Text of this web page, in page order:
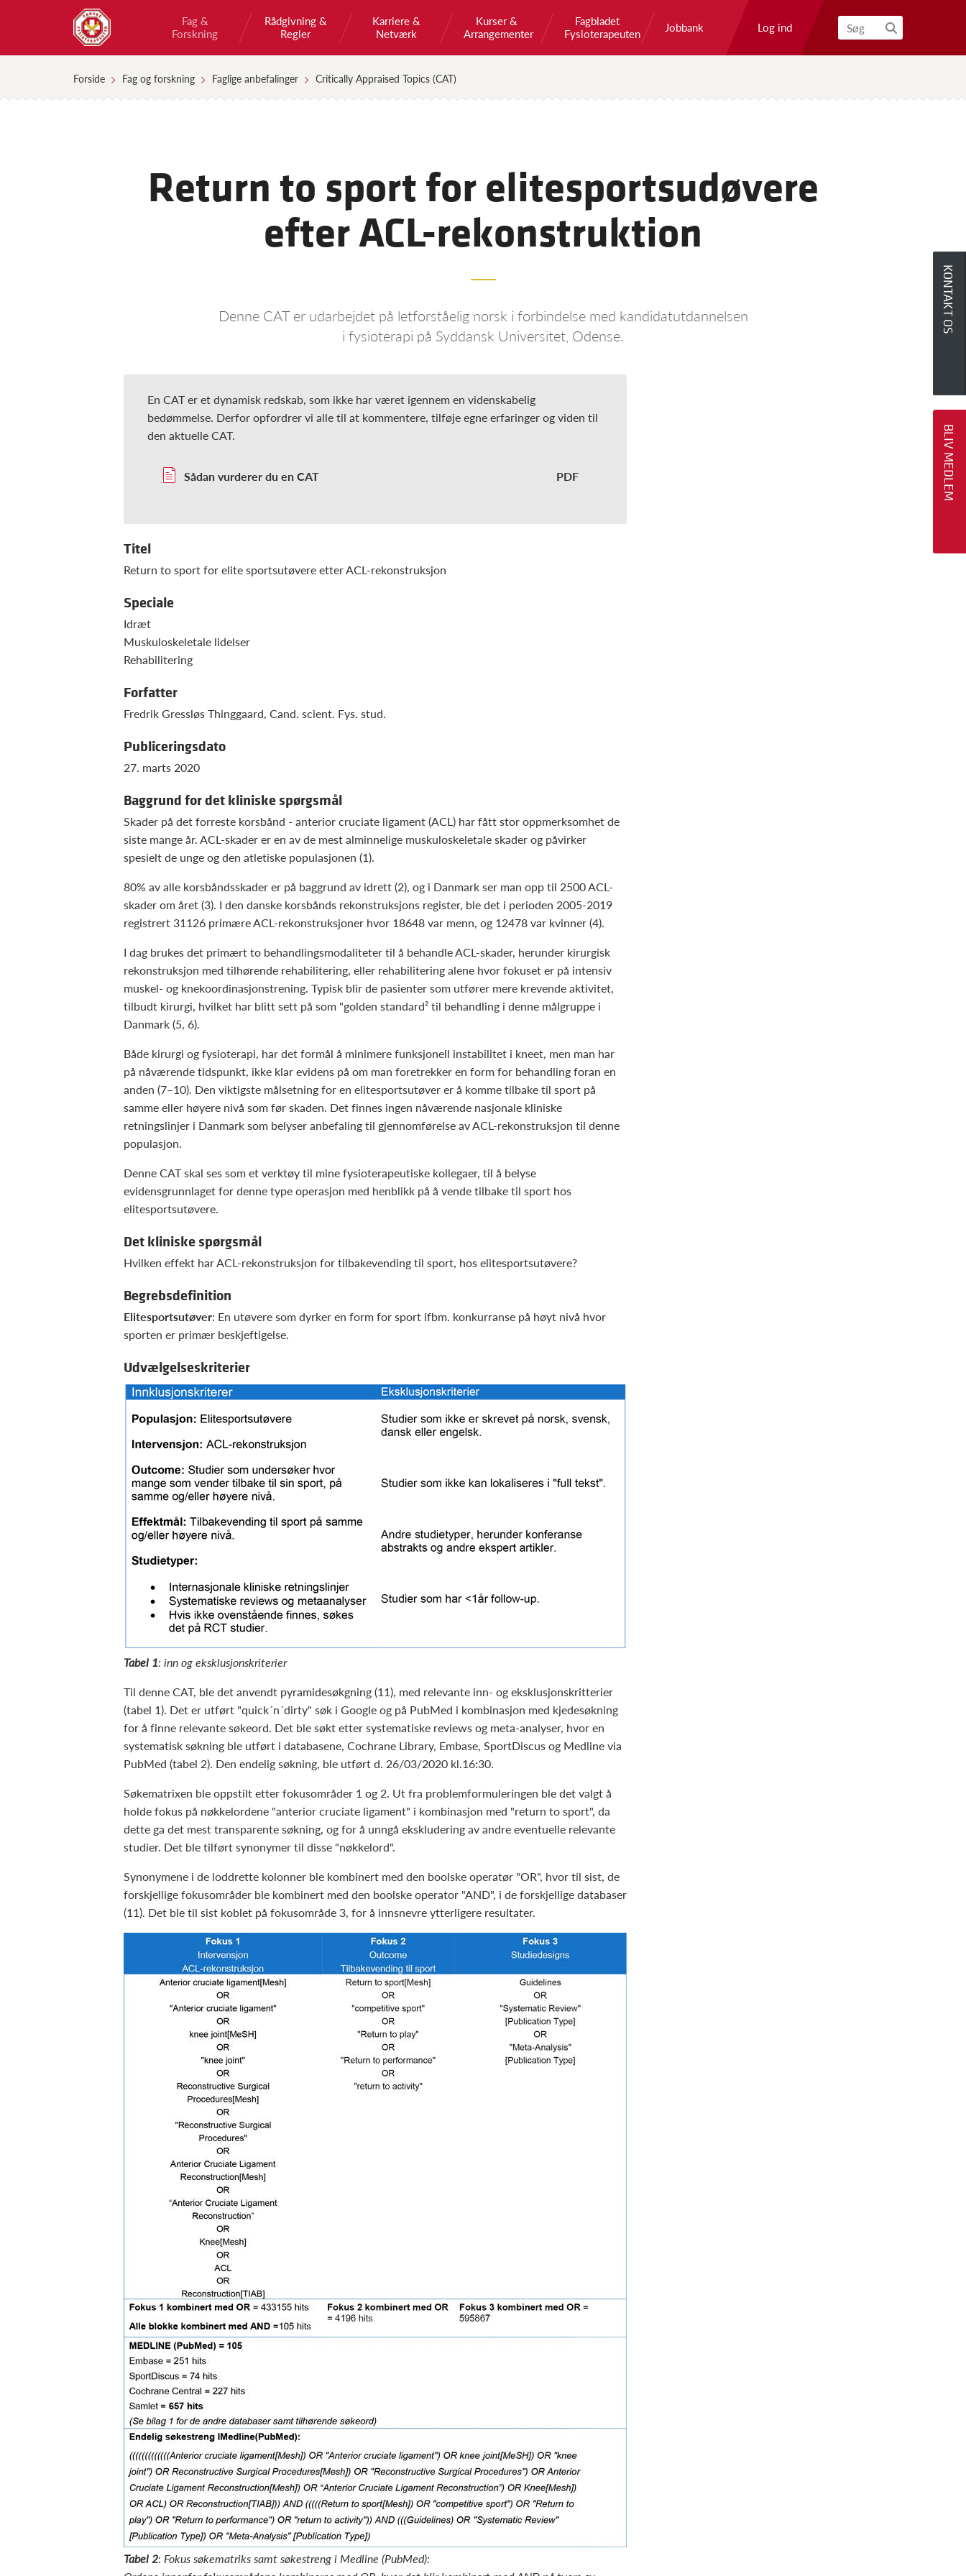
Log ind
Fag &
Forskning
Rådgivning &
Regler
Karriere &
Netværk
Kurser &
Arrangementer
Fagbladet
Fysioterapeuten
Jobbank
Forside Fag og forskning Faglige anbefalinger Critically Appraised Topics (CAT)
Return to sport for elitesportsudøvere
efter ACL-rekonstruktion
Denne CAT er udarbejdet på letforståelig norsk i forbindelse med kandidatutdannelsen
i fysioterapi på Syddansk Universitet, Odense.
En CAT er et dynamisk redskab, som ikke har været igennem en videnskabelig
bedømmelse. Derfor opfordrer vi alle til at kommentere, tilføje egne erfaringer og viden til
den aktuelle CAT.
Sådan vurderer du en CAT
Titel
Return to sport for elite sportsutøvere etter ACL-rekonstruksjon
Speciale
Idræt
Muskuloskeletale lidelser
Rehabilitering
Forfatter
Fredrik Gressløs Thinggaard, Cand. scient. Fys. stud.
Publiceringsdato
27. marts 2020
Baggrund for det kliniske spørgsmål
Skader på det forreste korsbånd - anterior cruciate ligament (ACL) har fått stor oppmerksomhet de
siste mange år. ACL-skader er en av de mest alminnelige muskuloskeletale skader og påvirker
spesielt de unge og den atletiske populasjonen (1).
80% av alle korsbåndsskader er på baggrund av idrett (2), og i Danmark ser man opp til 2500 ACL-
skader om året (3). I den danske korsbånds rekonstruksjons register, ble det i perioden 2005-2019
registrert 31126 primære ACL-rekonstruksjoner hvor 18648 var menn, og 12478 var kvinner (4).
I dag brukes det primært to behandlingsmodaliteter til å behandle ACL-skader, herunder kirurgisk
rekonstruksjon med tilhørende rehabilitering, eller rehabilitering alene hvor fokuset er på intensiv
muskel- og knekoordinasjonstrening. Typisk blir de pasienter som utfører mere krevende aktivitet,
tilbudt kirurgi, hvilket har blitt sett på som "golden standard² til behandling i denne målgruppe i
Danmark (5, 6).
Både kirurgi og fysioterapi, har det formål å minimere funksjonell instabilitet i kneet, men man har
på nåværende tidspunkt, ikke klar evidens på om man foretrekker en form for behandling foran en
anden (7–10). Den viktigste målsetning for en elitesportsutøver er å komme tilbake til sport på
samme eller høyere nivå som før skaden. Det finnes ingen nåværende nasjonale kliniske
retningslinjer i Danmark som belyser anbefaling til gjennomførelse av ACL-rekonstruksjon til denne
populasjon.
Denne CAT skal ses som et verktøy til mine fysioterapeutiske kollegaer, til å belyse
evidensgrunnlaget for denne type operasjon med henblikk på å vende tilbake til sport hos
elitesportsutøvere.
Det kliniske spørgsmål
Hvilken effekt har ACL-rekonstruksjon for tilbakevending til sport, hos elitesportsutøvere?
Begrebsdefinition
Elitesportsutøver: En utøvere som dyrker en form for sport ifbm. konkurranse på høyt nivå hvor
sporten er primær beskjeftigelse.
Udvælgelseskriterier
Tabel 1: inn og eksklusjonskriterier
Til denne CAT, ble det anvendt pyramidesøkgning (11), med relevante inn- og eksklusjonskritterier
(tabel 1). Det er utført "quick´n´dirty" søk i Google og på PubMed i kombinasjon med kjedesøkning
for å finne relevante søkeord. Det ble søkt etter systematiske reviews og meta-analyser, hvor en
systematisk søkning ble utført i databasene, Cochrane Library, Embase, SportDiscus og Medline via
PubMed (tabel 2). Den endelig søkning, ble utført d. 26/03/2020 kl.16:30.
Søkematrixen ble oppstilt etter fokusområder 1 og 2. Ut fra problemformuleringen ble det valgt å
holde fokus på nøkkelordene "anterior cruciate ligament" i kombinasjon med "return to sport", da
dette ga det mest transparente søkning, og for å unngå ekskludering av andre eventuelle relevante
studier. Det ble tilført synonymer til disse "nøkkelord".
Synonymene i de loddrette kolonner ble kombinert med den boolske operatør "OR", hvor til sist, de
forskjellige fokusområder ble kombinert med den boolske operator "AND", i de forskjellige databaser
(11). Det ble til sist koblet på fokusområde 3, for å innsnevre ytterligere resultater.
Tabel 2: Fokus søkematriks samt søkestreng i Medline (PubMed):
KONTAKT OS
BLIV MEDLEM